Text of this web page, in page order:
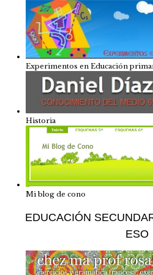
Experimentos en Educación
Historia
Mi blog de cono
EDUCACIÓN
ESO